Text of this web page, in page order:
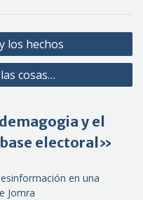
los hechos
cosas…
y el
electoral»
en una
Jomra